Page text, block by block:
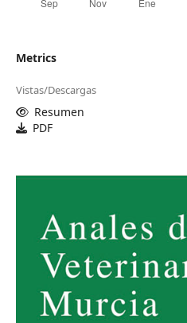
Metrics
Vistas/Descargas
Resumen
PDF